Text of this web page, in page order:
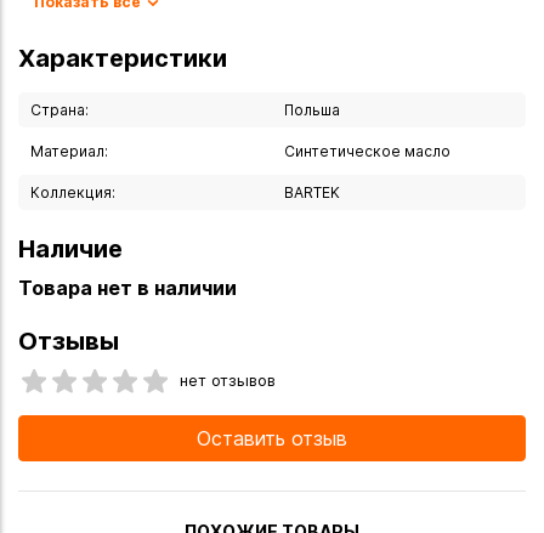
Характеристики
Страна: Польша
Материал: Синтетическое масло
Коллекция: BARTEK
Наличие
Товара нет в наличии
Отзывы
нет отзывов
Оставить отзыв